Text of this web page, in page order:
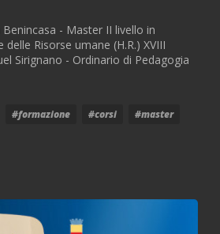
- Master II livello in
Risorse umane (H.R.) XVIII
Sirignano - Ordinario di Pedagogia
#formazione #corsi #master